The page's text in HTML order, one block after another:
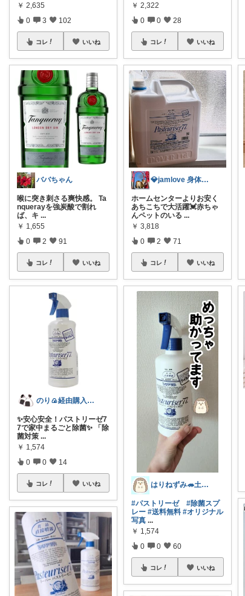
￥ 2,635
0 3 102
コレ いいね
ババちゃん
喉に突き刺さる爽快感。 Ta
nquerayを強炭酸で割れ
ば、キ ...
￥ 1,655
0 2 91
コレ いいね
のり🍙経由購入ありがとうございます🍙
✨安心安全！パストリーゼ7
7で家中まるごと除菌✨ 「除
菌対策 ...
￥ 1,574
0 0 14
コレ いいね
￥ 2,322
0 0 28
コレ いいね
💎jamlove 身体に優しく
ホームセンターよりお安く
あちこちで大活躍💓赤ちゃ
んペットのいる ...
￥ 3,818
0 2 71
コレ いいね
はりねずみ🦔土日低浮上です_(_^_)
#パストリーゼ
#除菌スプ
レー #送料無料 #オリジナル
写真 ...
￥ 1,574
0 0 60
コレ いいね